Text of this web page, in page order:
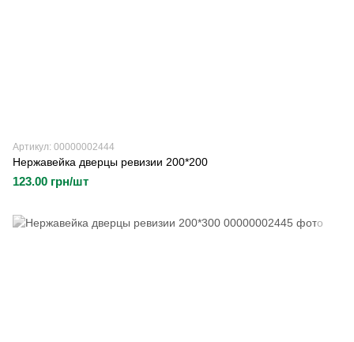
Артикул: 00000002444
Нержавейка дверцы ревизии 200*200
123.00 грн/шт